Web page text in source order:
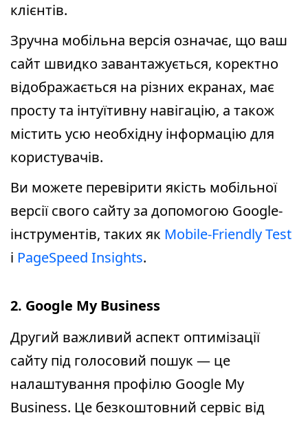
клієнтів.
Зручна мобільна версія означає, що ваш
сайт швидко завантажується, коректно
відображається на різних екранах, має
просту та інтуїтивну навігацію, а також
містить усю необхідну інформацію для
користувачів.
Ви можете перевірити якість мобільної
версії свого сайту за допомогою Google-
інструментів, таких як Mobile-Friendly Test
і PageSpeed Insights.
2. Google My Business
Другий важливий аспект оптимізації
сайту під голосовий пошук — це
налаштування профілю Google My
Business. Це безкоштовний сервіс від